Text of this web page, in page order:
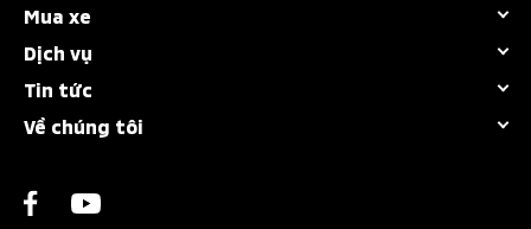
Tất cả dòng xe
Destinator
Attrage
New Xpander
Mua xe
Bảng giá
Chương trình trả góp MAF
Dịch vụ
Chính sách bảo hành
Bảo dưỡng nhanh
Các hạng mục bảo dưỡng
Tin tức
Sự kiện nổi bật
Về chúng tôi
Liên hệ